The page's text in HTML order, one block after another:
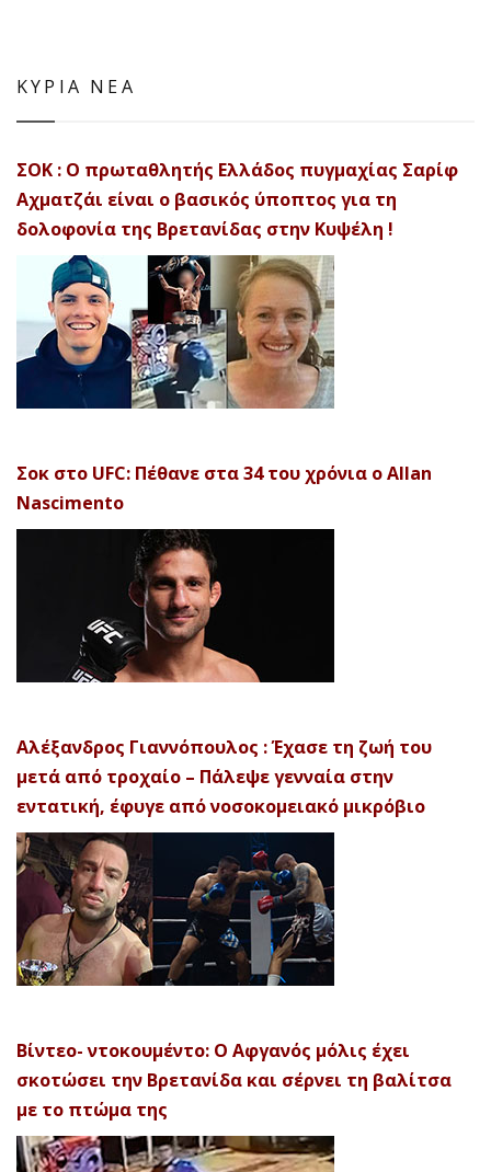
ΚΥΡΙΑ ΝΕΑ
ΣΟΚ : Ο πρωταθλητής Ελλάδος πυγμαχίας Σαρίφ
Αχματζάι είναι ο βασικός ύποπτος για τη
δολοφονία της Βρετανίδας στην Κυψέλη !
Σοκ στο UFC: Πέθανε στα 34 του χρόνια ο Allan
Nascimento
Αλέξανδρος Γιαννόπουλος : Έχασε τη ζωή του
μετά από τροχαίο – Πάλεψε γενναία στην
εντατική, έφυγε από νοσοκομειακό μικρόβιο
Βίντεο- ντοκουμέντο: Ο Αφγανός μόλις έχει
σκοτώσει την Βρετανίδα και σέρνει τη βαλίτσα
με το πτώμα της